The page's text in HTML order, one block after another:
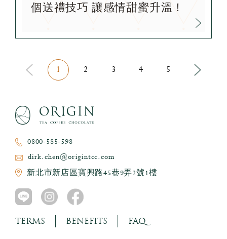
個送禮技巧 讓感情甜蜜升溫！
1 2 3 4 5
0800-585-598
dirk.chen@origintcc.com
新北市新店區寶興路45巷9弄2號1樓
TERMS BENEFITS FAQ